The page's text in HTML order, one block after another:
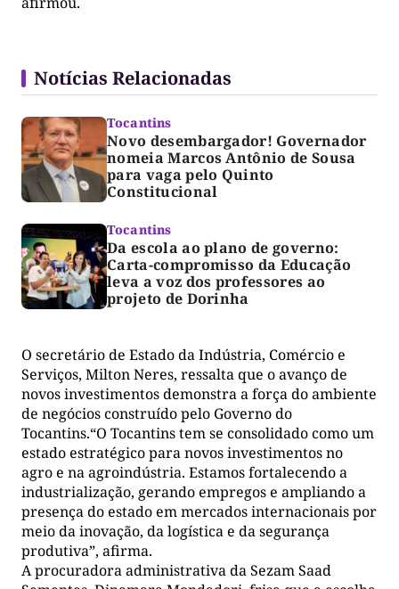
Notícias Relacionadas
Tocantins
Novo desembargador! Governador
nomeia Marcos Antônio de Sousa
para vaga pelo Quinto
Constitucional
Tocantins
Da escola ao plano de governo:
Carta-compromisso da Educação
leva a voz dos professores ao
projeto de Dorinha
O secretário de Estado da Indústria, Comércio e
Serviços, Milton Neres, ressalta que o avanço de
novos investimentos demonstra a força do ambiente
de negócios construído pelo Governo do
Tocantins.“O Tocantins tem se consolidado como um
estado estratégico para novos investimentos no
agro e na agroindústria. Estamos fortalecendo a
industrialização, gerando empregos e ampliando a
presença do estado em mercados internacionais por
meio da inovação, da logística e da segurança
produtiva”, afirma.
A procuradora administrativa da Sezam Saad